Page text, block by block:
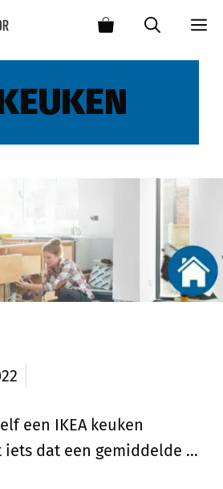
een IKEA keuken
iets dat een gemiddelde …